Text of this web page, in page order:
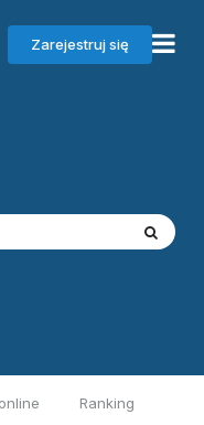
Zarejestruj się
Ranking